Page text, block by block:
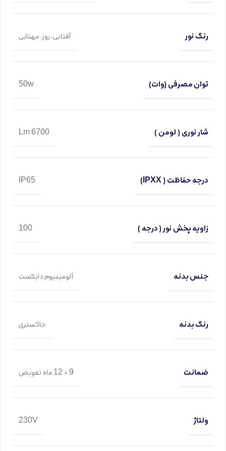
رنگ نور آفتابی, روز, مهتابی
توان مصرفی (وات) 50w
شار نوری ( لومن ) 6700 Lm
درجه حفاظت ( IPXX) IP65
زاویه پخش نور ( درجه ) 100
جنس بدنه آلومینیوم دایکست
رنگ بدنه خاکستری
ضمانت 9 + 12 ماه تعویض
ولتاژ 230V